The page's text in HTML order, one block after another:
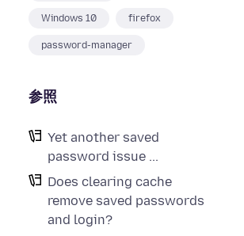
Windows 10 firefox
password-manager
参照
Yet another saved
password issue ...
Does clearing cache
remove saved passwords
and login?